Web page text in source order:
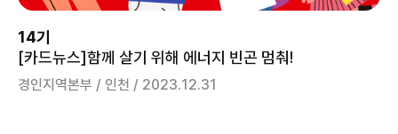
14기
[카드뉴스]함께 살기 위해 에너지 빈곤 멈춰!
경인지역본부 / 인천 / 2023.12.31